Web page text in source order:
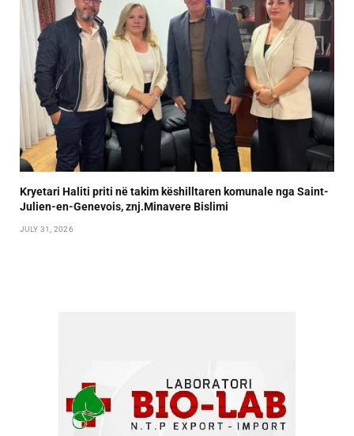
Kryetari Haliti priti në takim këshilltaren komunale nga Saint-
Julien-en-Genevois, znj.Minavere Bislimi
JULY 31, 2026